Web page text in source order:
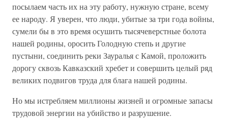
посылаем часть их на эту работу, нужную стране, всему
ее народу. Я уверен, что люди, убитые за три года войны,
сумели бы в это время осушить тысячеверстные болота
нашей родины, оросить Голодную степь и другие
пустыни, соединить реки Зауралья с Камой, проложить
дорогу сквозь Кавказский хребет и совершить целый ряд
великих подвигов труда для блага нашей родины.
Но мы истребляем миллионы жизней и огромные запасы
трудовой энергии на убийство и разрушение.